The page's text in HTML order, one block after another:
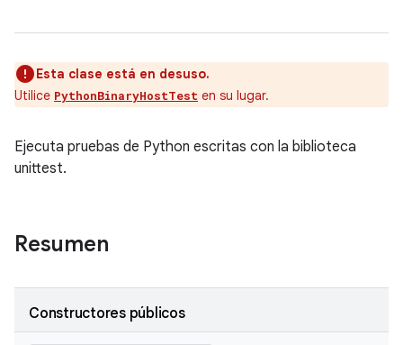
Esta clase está en desuso.
Utilice PythonBinaryHostTest en su lugar.
Ejecuta pruebas de Python escritas con la biblioteca
unittest.
Resumen
Constructores públicos